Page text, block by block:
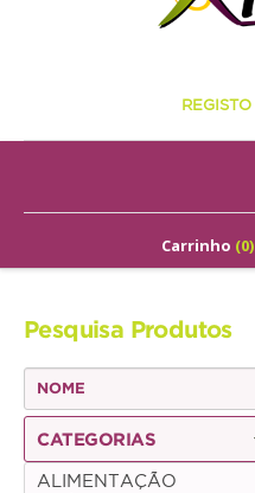
REGISTO
ALIMENTAÇÃO
Júnior
Adulto
Carrinho (0)
Pesquisa Produtos
CATEGORIAS
ALIMENTAÇÃO